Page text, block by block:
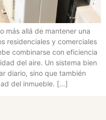
más allá de mantener una
residenciales y comerciales
combinarse con eficiencia
del aire. Un sistema bien
diario, sino que también
del inmueble. […]